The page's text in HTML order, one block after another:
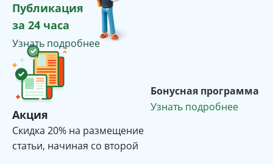
Публикация
за 24 часа
Узнать подробнее
Акция
Cкидка 20% на размещение
статьи, начиная со второй
Бонусная программа
Узнать подробнее